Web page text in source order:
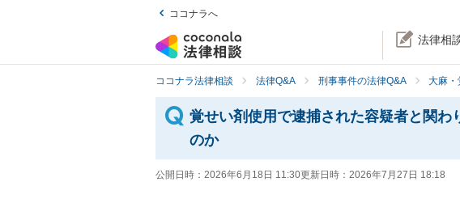
ココナラへ
法律相
ココナラ法律相談 法律Q&A 刑事事件の法律Q&A 大麻・
覚せい剤使用で逮捕された容疑者と関わ
のか
公開日時： 2026年6月18日 11:30更新日時： 2026年7月27日 18:18